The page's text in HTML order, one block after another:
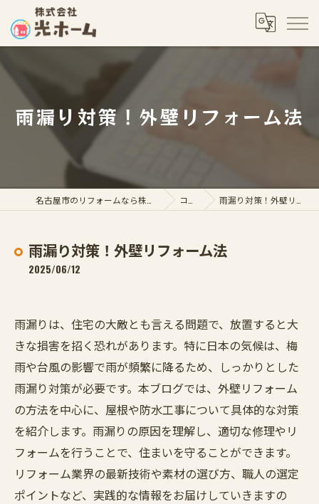
雨漏り対策！外壁リフォーム法
コラム 雨漏り対策！外壁リフォーム法
雨漏り対策！外壁リフォーム法
2025/06/12
雨漏りは、住宅の大敵とも言える問題で、放置すると大
きな損害を招く恐れがあります。特に日本の気候は、梅
雨や台風の影響で雨が頻繁に降るため、しっかりとした
雨漏り対策が必要です。本ブログでは、外壁リフォーム
の方法を中心に、屋根や防水工事について具体的な対策
を紹介します。雨漏りの原因を理解し、適切な修理やリ
フォームを行うことで、住まいを守ることができます。
リフォーム業界の最新技術や素材の選び方、職人の選定
ポイントなど、実践的な情報をお届けしていきますの